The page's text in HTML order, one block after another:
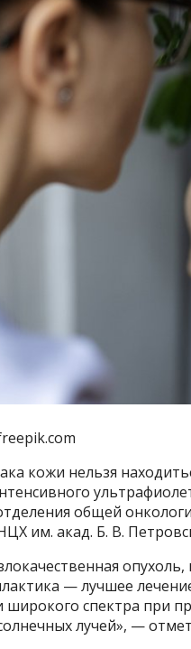
кожи нельзя
общей
им. акад. Б. В.
— лучшее
широкого спектра при
лучей», —